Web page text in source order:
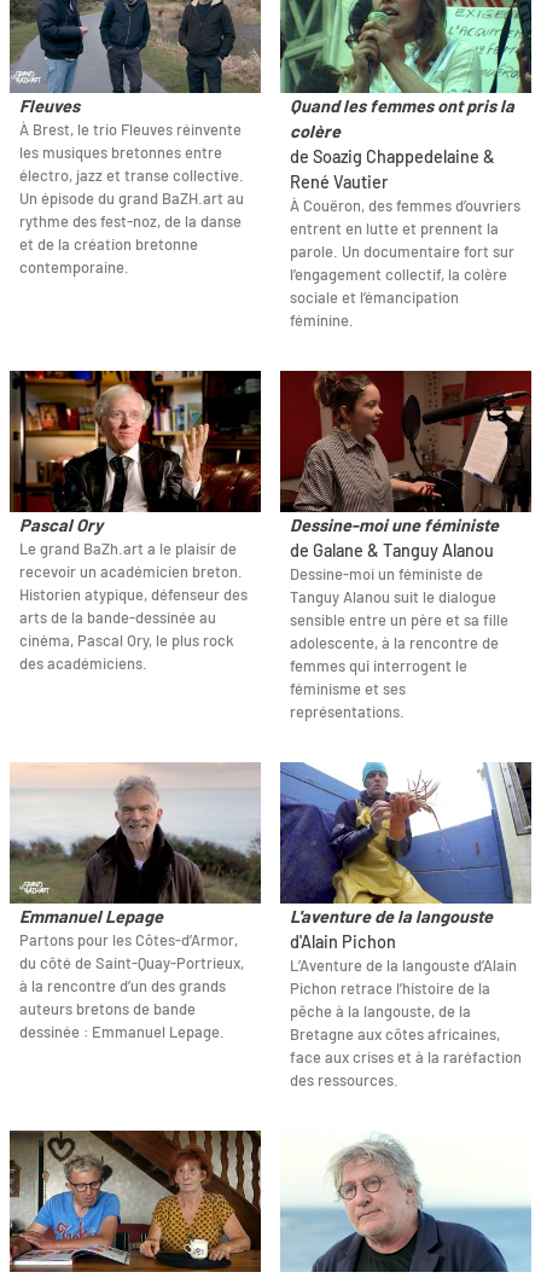
Fleuves
À Brest, le trio Fleuves réinvente
les musiques bretonnes entre
électro, jazz et transe collective.
Un épisode du grand BaZH.art au
rythme des fest-noz, de la danse
et de la création bretonne
contemporaine.
Quand les femmes ont pris la
colère
de Soazig Chappedelaine &
René Vautier
À Couëron, des femmes d’ouvriers
entrent en lutte et prennent la
parole. Un documentaire fort sur
l’engagement collectif, la colère
sociale et l’émancipation
féminine.
Pascal Ory
Le grand BaZh.art a le plaisir de
recevoir un académicien breton.
Historien atypique, défenseur des
arts de la bande-dessinée au
cinéma, Pascal Ory, le plus rock
des académiciens.
Dessine-moi une féministe
de Galane & Tanguy Alanou
Dessine-moi un féministe de
Tanguy Alanou suit le dialogue
sensible entre un père et sa fille
adolescente, à la rencontre de
femmes qui interrogent le
féminisme et ses
représentations.
Emmanuel Lepage
Partons pour les Côtes-d’Armor,
du côté de Saint-Quay-Portrieux,
à la rencontre d’un des grands
auteurs bretons de bande
dessinée : Emmanuel Lepage.
L'aventure de la langouste
d'Alain Pichon
L’Aventure de la langouste d’Alain
Pichon retrace l’histoire de la
pêche à la langouste, de la
Bretagne aux côtes africaines,
face aux crises et à la raréfaction
des ressources.